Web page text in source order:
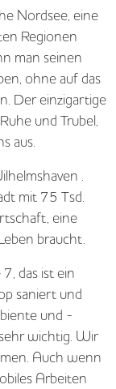
Nordsee, eine
Regionen
man seinen
ohne auf das
Der einzigartige
und Trubel,
aus.
.
mit 75 Tsd.
eine
braucht.
das ist ein
saniert und
und -
wichtig. Wir
Auch wenn
Arbeiten